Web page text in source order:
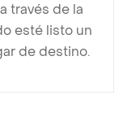
través de la
esté listo un
de destino.